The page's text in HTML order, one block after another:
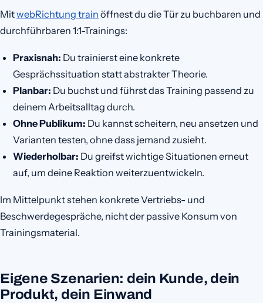
MitwebRichtung train öffnest du die Tür zu buchbaren und
durchführbaren 1:1-Trainings:
Praxisnah: Du trainierst eine konkrete
Gesprächssituation statt abstrakter Theorie.
Planbar: Du buchst und führst das Training passend zu
deinem Arbeitsalltag durch.
Ohne Publikum: Du kannst scheitern, neu ansetzen und
Varianten testen, ohne dass jemand zusieht.
Wiederholbar: Du greifst wichtige Situationen erneut
auf, um deine Reaktion weiterzuentwickeln.
Im Mittelpunkt stehen konkrete Vertriebs- und
Beschwerdegespräche, nicht der passive Konsum von
Trainingsmaterial.
Eigene Szenarien: dein Kunde, dein
Produkt, dein Einwand